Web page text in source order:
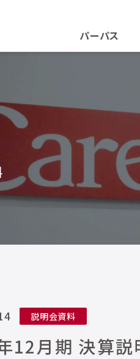
パーパス
説明会資料
12月期 決算説